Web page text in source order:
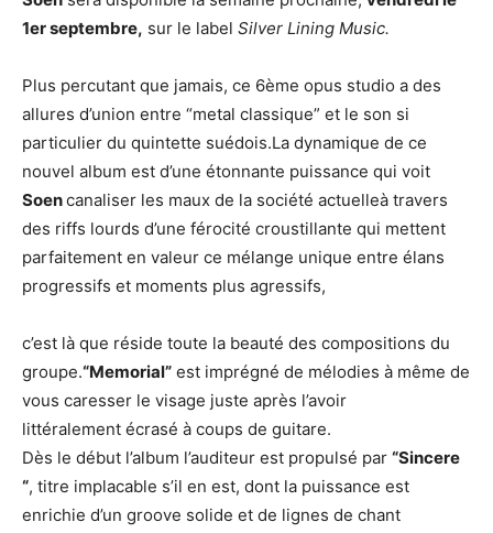
1er septembre, sur le label Silver Lining Music.
Plus percutant que jamais, ce 6ème opus studio a des
allures d’union entre “metal classique” et le son si
particulier du quintette suédois.La dynamique de ce
nouvel album est d’une étonnante puissance qui voit
Soencanaliser les maux de la société actuelleà travers
des riffs lourds d’une férocité croustillante qui mettent
parfaitement en valeur ce mélange unique entre élans
progressifs et moments plus agressifs,
c’est là que réside toute la beauté des compositions du
groupe.“Memorial” est imprégné de mélodies à même de
vous caresser le visage juste après l’avoir
littéralement écrasé à coups de guitare.
Dès le début l’album l’auditeur est propulsé par “Sincere
“, titre implacable s’il en est, dont la puissance est
enrichie d’un groove solide et de lignes de chant